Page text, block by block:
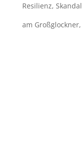
Resilienz, Skandal
am Großglockner,